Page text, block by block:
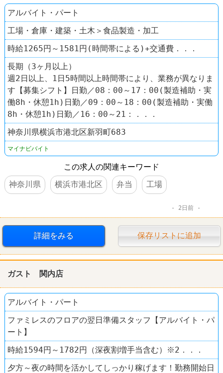
アルバイト・パート
工場・倉庫・建築・土木＞食品製造・加工
時給1265円～1581円(時間帯による)+交通費．．．
長期（3ヶ月以上）
週2日以上、1日5時間以上時間帯により、業務が異なりま
す【募集シフト】日勤／08：00～17：00(製造補助・実
働8h・休憩1h)日勤／09：00～18：00(製造補助・実働
8h・休憩1h)日勤／16：00～21：．．．
神奈川県横浜市港北区新羽町683
マイナビバイト
この求人の関連キーワード
神奈川県
横浜市港北区 弁当 工場
2日前
詳細をみる 保存リストに追加
ガスト 関内店
アルバイト・パート
ファミレスのフロアの翌日準備スタッフ【アルバイト・パ
ート】
時給1594円～1782円（深夜割増手当含む）※2．．．
夕方～夜の時間を活かしてしっかり稼げます！勤務開始日